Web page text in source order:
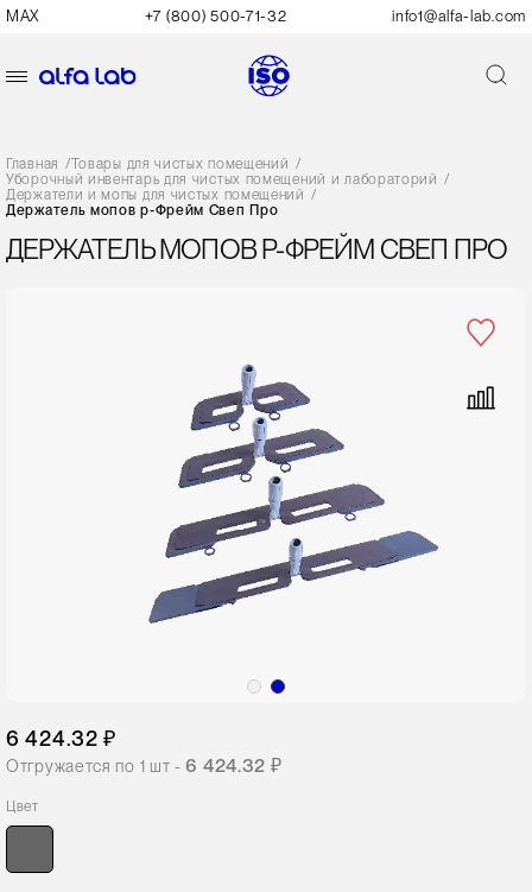
MAX +7 (800) 500-71-32 info1@alfa-lab.com
Главная /Товары для чистых помещений /
Уборочный инвентарь для чистых помещений и лабораторий /
Держатели и мопы для чистых помещений /
Держатель мопов р-Фрейм Свеп Про
ДЕРЖАТЕЛЬ МОПОВ Р-ФРЕЙМ СВЕП ПРО
6 424.32 ₽
Отгружается по 1 шт -6 424.32 ₽
Цвет